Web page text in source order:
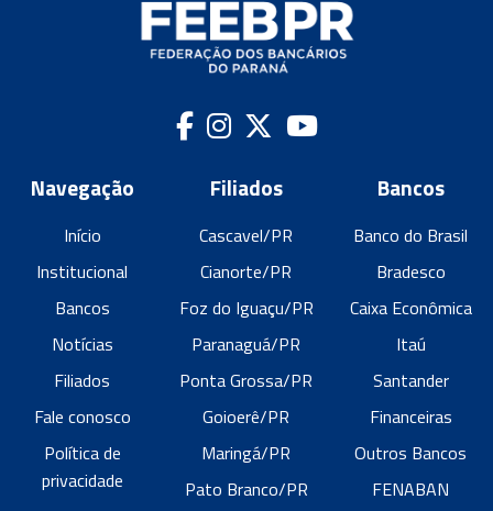
Navegação
Início
Institucional
Bancos
Notícias
Filiados
Fale conosco
Política de
privacidade
Filiados
Cascavel/PR
Cianorte/PR
Foz do Iguaçu/PR
Paranaguá/PR
Ponta Grossa/PR
Goioerê/PR
Maringá/PR
Pato Branco/PR
Bancos
Banco do Brasil
Bradesco
Caixa Econômica
Itaú
Santander
Financeiras
Outros Bancos
FENABAN